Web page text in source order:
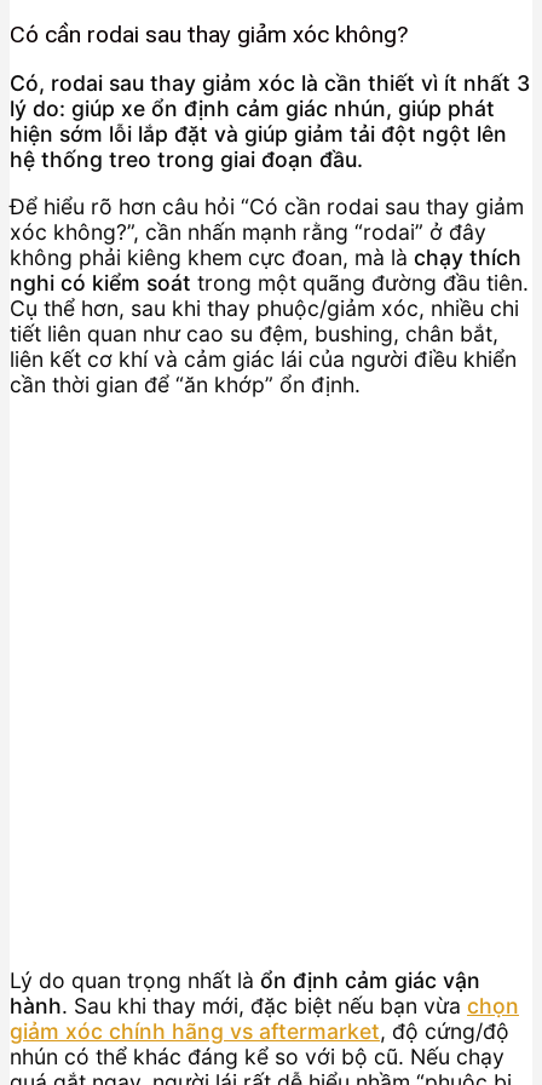
Có cần rodai sau thay giảm xóc không?
Có, rodai sau thay giảm xóc là cần thiết vì ít nhất 3
lý do: giúp xe ổn định cảm giác nhún, giúp phát
hiện sớm lỗi lắp đặt và giúp giảm tải đột ngột lên
hệ thống treo trong giai đoạn đầu.
Để hiểu rõ hơn câu hỏi “Có cần rodai sau thay giảm
xóc không?”, cần nhấn mạnh rằng “rodai” ở đây
không phải kiêng khem cực đoan, mà là chạy thích
nghi có kiểm soát trong một quãng đường đầu tiên.
Cụ thể hơn, sau khi thay phuộc/giảm xóc, nhiều chi
tiết liên quan như cao su đệm, bushing, chân bắt,
liên kết cơ khí và cảm giác lái của người điều khiển
cần thời gian để “ăn khớp” ổn định.
Lý do quan trọng nhất là ổn định cảm giác vận
hành. Sau khi thay mới, đặc biệt nếu bạn vừa chọn
giảm xóc chính hãng vs aftermarket, độ cứng/độ
nhún có thể khác đáng kể so với bộ cũ. Nếu chạy